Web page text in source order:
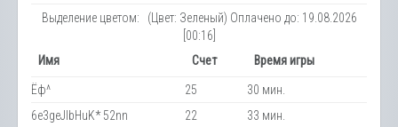
Выделение цветом: (Цвет: Зеленый) Оплачено до: 19.08.2026
[00:16]
Имя
Счет Время игры
Ёф^ 25
30 мин.
6e3geJlbHuK* 52nn
22
33 мин.